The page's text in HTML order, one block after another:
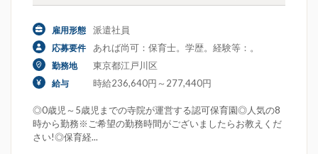
雇用形態 派遣社員
応募要件 あれば尚可：保育士。学歴。経験等：。
勤務地 東京都江戸川区
給与 時給236,640円～277,440円
◎0歳児～5歳児までの寺院が運営する認可保育園◎人気の8
時から勤務※ご希望の勤務時間がございましたらお教えくだ
さい!◎保育経...